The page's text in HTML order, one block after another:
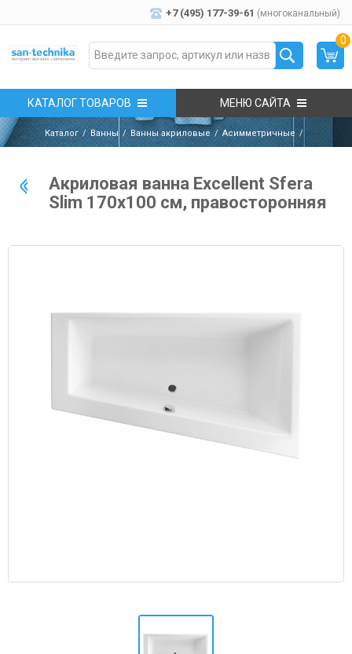
+7 (495) 177-39-61 (многоканальный)
0
КАТАЛОГ ТОВАРОВ МЕНЮ САЙТА
Каталог Ванны Ванны акриловые Асимметричные
Акриловая ванна Excellent Sfera
Slim 170х100 см, правосторонняя